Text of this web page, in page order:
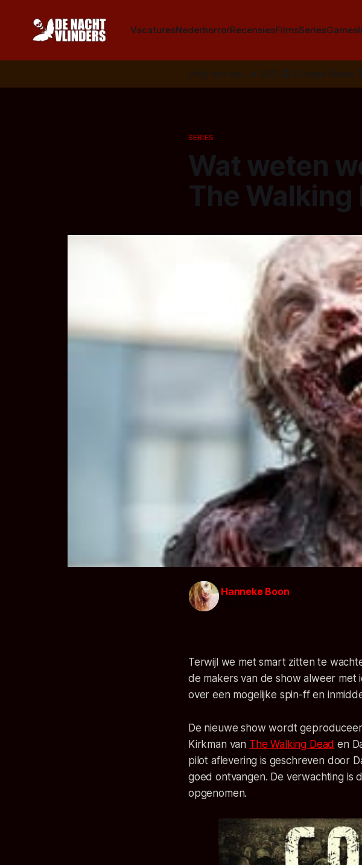
VacaturesNederhorrorRecensiesFilmsSeriesGames
Volg ons op: 📣 RSS 📰 Google News
SERIES
Wat weten
The Walking
Hanneke Boon
Terwijl we met smart zitten te
de makers van de show alweer met
over een mogelijke spin-ff en
De nieuwe show wordt
Kirkman van The Walking Dead en
pilot aflevering is geschreven door
goed ontvangen. De verwachting is
opgenomen.